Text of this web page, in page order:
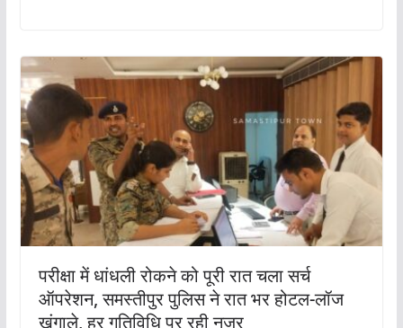
परीक्षा में धांधली रोकने को पूरी रात चला सर्च
ऑपरेशन, समस्तीपुर पुलिस ने रात भर होटल-लॉज
खंगाले, हर गतिविधि पर रही नजर